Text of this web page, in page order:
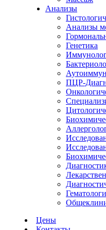
Анализы
Анализы
Генетика
ПЦР-
Цены